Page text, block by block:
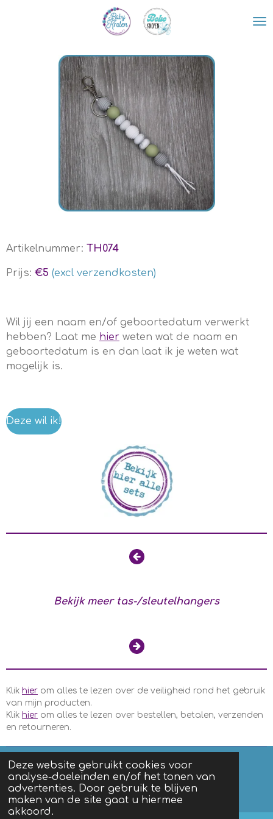
Deze website gebruikt cookies voor
analyse-doeleinden en/of het tonen van
advertenties. Door gebruik te blijven
maken van de site gaat u hiermee
akkoord.
hoofdinhoud
Artikelnummer: TH074
Prijs: €5 (excl verzendkosten)
Wil jij een naam en/of geboortedatum verwerkt
hebben? Laat me hier weten wat de naam en
geboortedatum is en dan laat ik je weten wat
mogelijk is.
Deze wil ik!
Bekijk meer tas-/sleutelhangers
Klik hier om alles te lezen over de veiligheid rond het gebruik
van mijn producten.
Klik hier om alles te lezen over bestellen, betalen, verzenden
en retourneren.
F
a
c
I
n
s
Algemene voorwaarden | Privacy